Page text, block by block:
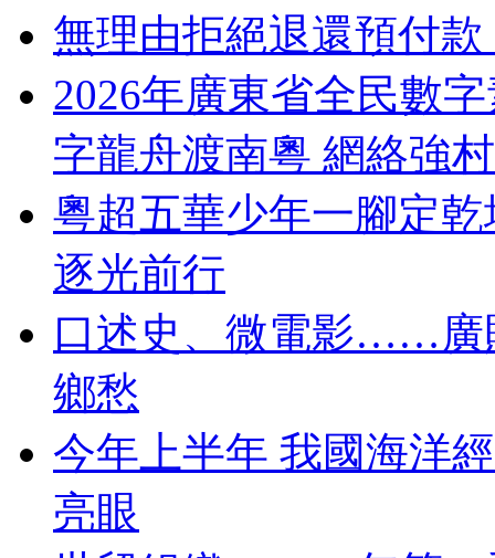
無理由拒絕退還預付
2026年廣東省全民數
字龍舟渡南粵 網絡強
粵超五華少年一腳定
逐光前行
口述史、微電影……廣
鄉愁
今年上半年 我國海洋
亮眼